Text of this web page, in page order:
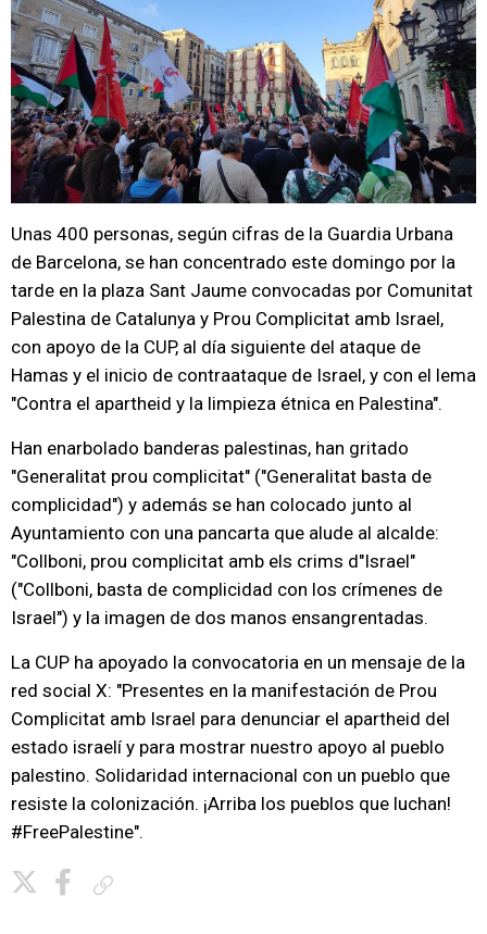
Unas 400 personas, según cifras de la Guardia Urbana
de Barcelona, se han concentrado este domingo por la
tarde en la plaza Sant Jaume convocadas por Comunitat
Palestina de Catalunya y Prou Complicitat amb Israel,
con apoyo de la CUP, al día siguiente del ataque de
Hamas y el inicio de contraataque de Israel, y con el lema
"Contra el apartheid y la limpieza étnica en Palestina".
Han enarbolado banderas palestinas, han gritado
"Generalitat prou complicitat" ("Generalitat basta de
complicidad") y además se han colocado junto al
Ayuntamiento con una pancarta que alude al alcalde:
"Collboni, prou complicitat amb els crims d"Israel"
("Collboni, basta de complicidad con los crímenes de
Israel") y la imagen de dos manos ensangrentadas.
La CUP ha apoyado la convocatoria en un mensaje de la
red social X: "Presentes en la manifestación de Prou
Complicitat amb Israel para denunciar el apartheid del
estado israelí y para mostrar nuestro apoyo al pueblo
palestino. Solidaridad internacional con un pueblo que
resiste la colonización. ¡Arriba los pueblos que luchan!
#FreePalestine".